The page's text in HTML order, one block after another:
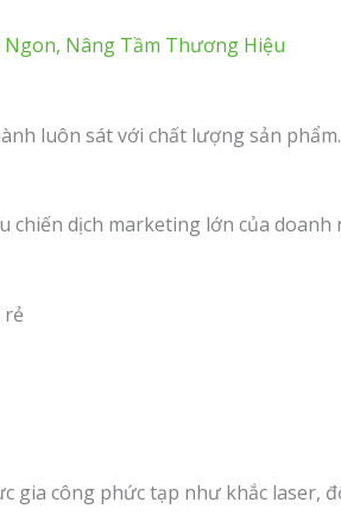
Nâng Tầm Thương Hiệu
luôn sát với chất lượng sản phẩm.
chiến dịch marketing lớn của doanh
gia công phức tạp như khắc laser,